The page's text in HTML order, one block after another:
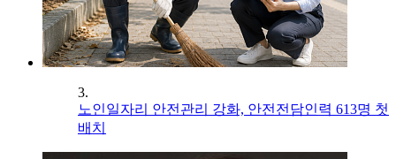
3.
노인일자리 안전관리 강화, 안전전담인력 613명 첫
배치